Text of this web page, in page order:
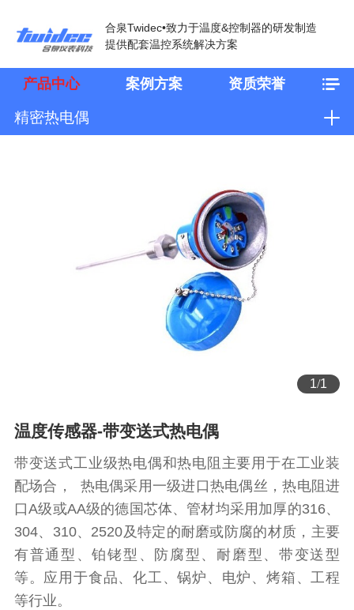
合泉Twidec•致力于温度&控制器的研发制造
提供配套温控系统解决方案
产品中心 案例方案 资质荣誉
精密热电偶
1/1
温度传感器-带变送式热电偶
带变送式工业级热电偶和热电阻主要用于在工业装
配场合， 热电偶采用一级进口热电偶丝，热电阻进
口A级或AA级的德国芯体、管材均采用加厚的316、
304、310、2520及特定的耐磨或防腐的材质，主要
有普通型、铂铑型、防腐型、耐磨型、带变送型
等。应用于食品、化工、锅炉、电炉、烤箱、工程
等行业。